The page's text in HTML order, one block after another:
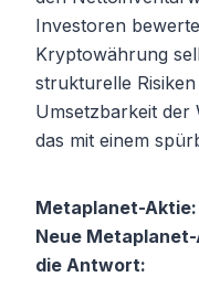
Investoren
Kryptowährung
strukturelle
Umsetzbarkeit
das mit einem
Metaplanet-
Neue
die Antwort: